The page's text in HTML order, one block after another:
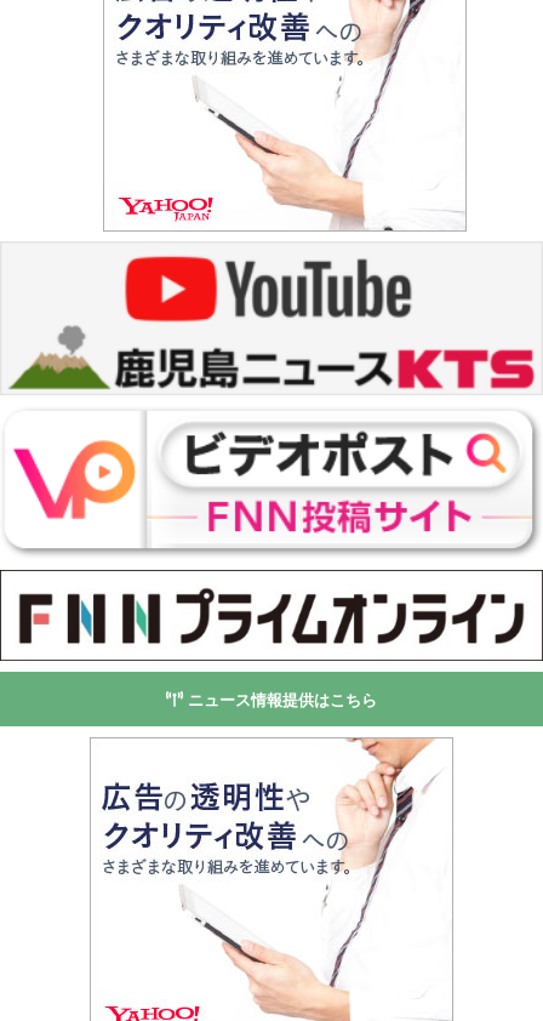
ニュース情報提供はこちら